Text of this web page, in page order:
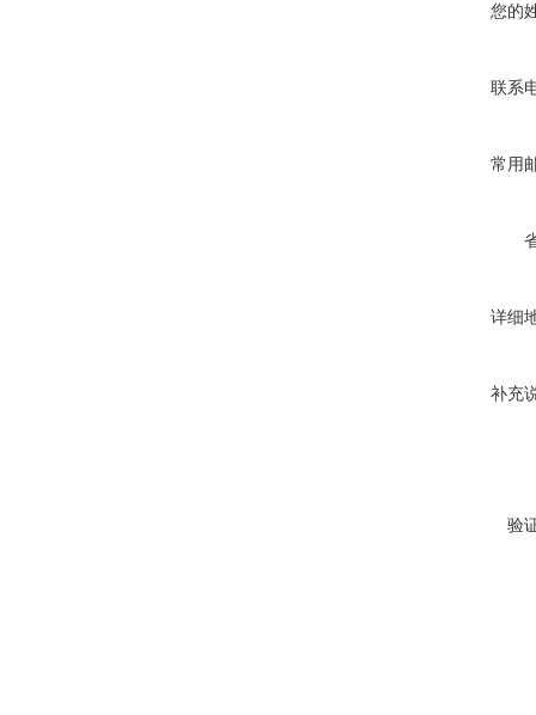
您的
联系
常用
详细
补充
验